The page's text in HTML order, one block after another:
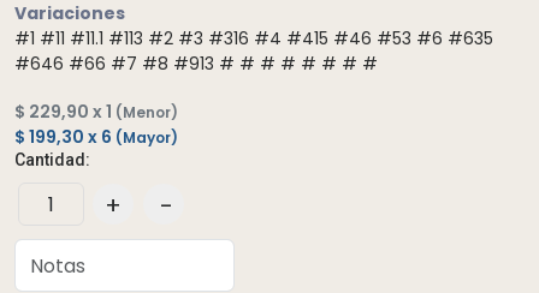
Variaciones
#1 #11 #11.1 #113 #2 #3 #316 #4 #415 #46 #53 #6 #635
#646 #66 #7 #8 #913 # # # # # # # #
$ 229,90 x 1 (Menor)
$ 199,30 x 6 (Mayor)
Cantidad:
+ -